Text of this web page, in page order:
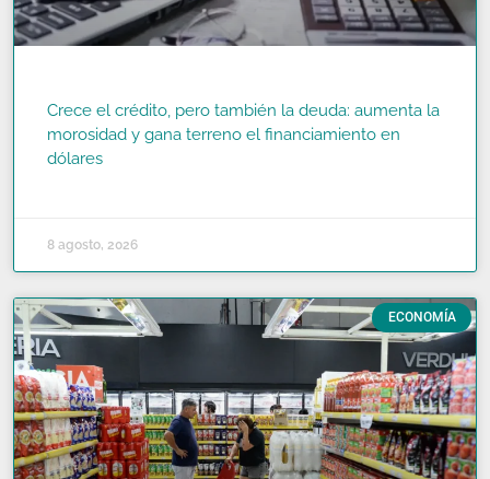
Crece el crédito, pero también la deuda: aumenta la
morosidad y gana terreno el financiamiento en
dólares
8 agosto, 2026
ECONOMÍA